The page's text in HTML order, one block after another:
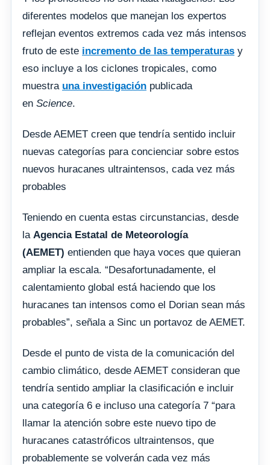
diferentes modelos que manejan los expertos
reflejan eventos extremos cada vez más intensos
fruto de este incremento de las temperaturas y
eso incluye a los ciclones tropicales, como
muestra una investigación publicada
en Science.
Desde AEMET creen que tendría sentido incluir
nuevas categorías para concienciar sobre estos
nuevos huracanes ultraintensos, cada vez más
probables
Teniendo en cuenta estas circunstancias, desde
la Agencia Estatal de Meteorología
(AEMET) entienden que haya voces que quieran
ampliar la escala. “Desafortunadamente, el
calentamiento global está haciendo que los
huracanes tan intensos como el Dorian sean más
probables”, señala a Sinc un portavoz de AEMET.
Desde el punto de vista de la comunicación del
cambio climático, desde AEMET consideran que
tendría sentido ampliar la clasificación e incluir
una categoría 6 e incluso una categoría 7 “para
llamar la atención sobre este nuevo tipo de
huracanes catastróficos ultraintensos, que
probablemente se volverán cada vez más